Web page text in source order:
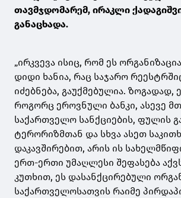
თავმჯდომარემ, ირაკლი
განაცხადა.
„ირკვევა ისიც, რომ ეს
დიდი ხანია, რაც საჯარო
იძებნება, გაუქმებულია. ზოგადად,
როგორც ეროვნული ბანკი, ასევე
საქართველო სანქციების, ფულის
ტერორიზმთან და სხვა ასეთ
დაკავშირებით, არის ის
ერთ-ერთი უმაღლესი შეფასება
კუთხით, ეს დასანქცირებული
საქართველოსათვის რაიმე